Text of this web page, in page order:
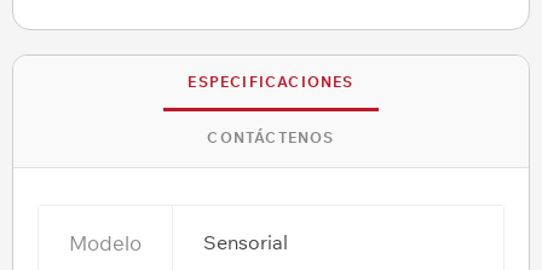
ESPECIFICACIONES
CONTÁCTENOS
Modelo Sensorial